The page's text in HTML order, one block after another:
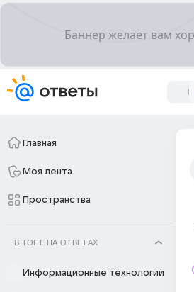
Главная
Моя лента
Пространства
В ТОПЕ НА ОТВЕТАХ
Информационные технологии